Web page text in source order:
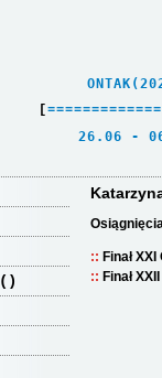
[ =============
26.06
Finał
Finał